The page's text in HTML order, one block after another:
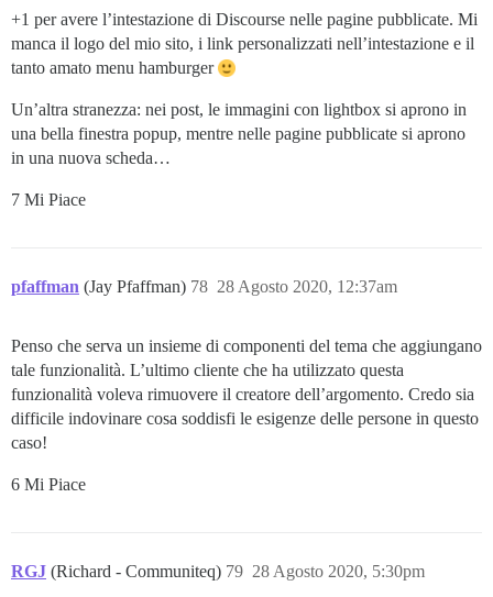
+1 per avere l’intestazione di Discourse nelle pagine pubblicate. Mi
manca il logo del mio sito, i link personalizzati nell’intestazione e il
tanto amato menu hamburger
Un’altra stranezza: nei post, le immagini con lightbox si aprono in
una bella finestra popup, mentre nelle pagine pubblicate si aprono
in una nuova scheda…
7 Mi Piace
pfaffman (Jay Pfaffman) 28 Agosto 2020, 12:37am
78
Penso che serva un insieme di componenti del tema che aggiungano
tale funzionalità. L’ultimo cliente che ha utilizzato questa
funzionalità voleva rimuovere il creatore dell’argomento. Credo sia
difficile indovinare cosa soddisfi le esigenze delle persone in questo
caso!
6 Mi Piace
RGJ (Richard - Communiteq) 28 Agosto 2020, 5:30pm
79